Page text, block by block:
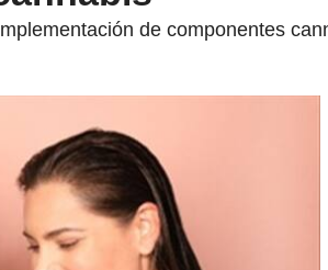
de componentes